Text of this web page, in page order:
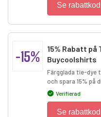
Se rabattkod
-15%
15% Rabatt
Buycoolshirts
Färgglada tie-dye
och spara 15% på
Verifierad
Se rabattkod